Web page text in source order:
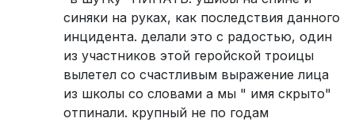
синяки на руках, как последствия данного
инцидента. делали это с радостью, один
из участников этой геройской троицы
вылетел со счастливым выражение лица
из школы со словами а мы " имя скрыто"
отпинали. крупный не по годам